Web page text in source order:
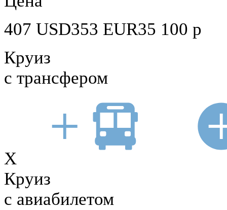
407 USD353 EUR35 100 р
Круиз
с трансфером
X
Круиз
с авиабилетом